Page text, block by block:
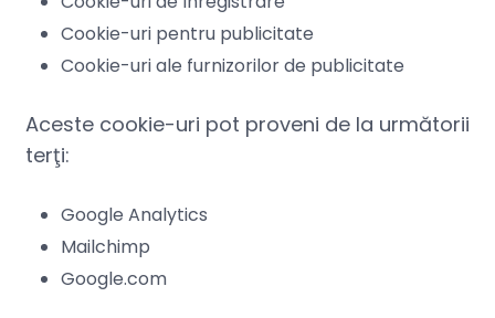
Cookie-uri pentru publicitate
Cookie-uri ale furnizorilor de publicitate
Aceste cookie-uri pot proveni de la următorii
terţi:
Google Analytics
Mailchimp
Google.com